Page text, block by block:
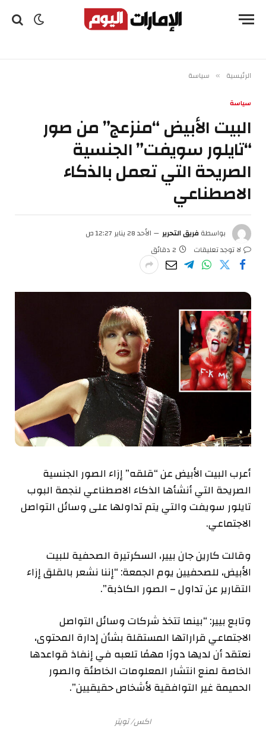
الرئيسية » سياسة
سياسة
البيت الأبيض “منزعج” من صور
“تايلور سويفت” الجنسية
الصريحة التي تعمل بالذكاء
الاصطناعي
بواسطةفريق التحرير
الأحد 28 يناير 12:27 ص
لا توجد تعليقات
2 دقائق
أعرب البيت الأبيض عن “قلقه” إزاء الصور الجنسية
الصريحة التي أنشأها الذكاء الاصطناعي لنجمة البوب ​​
تايلور سويفت والتي يتم تداولها على وسائل التواصل
الاجتماعي.
وقالت كارين جان بيير، السكرتيرة الصحفية للبيت
الأبيض، للصحفيين يوم الجمعة: “إننا نشعر بالقلق إزاء
التقارير عن تداول – الصور الكاذبة”.
وتابع بيير: “بينما تتخذ شركات وسائل التواصل
الاجتماعي قراراتها المستقلة بشأن إدارة المحتوى،
نعتقد أن لديها دورًا مهمًا تلعبه في إنفاذ قواعدها
الخاصة لمنع انتشار المعلومات الخاطئة والصور
الحميمة غير التوافقية لأشخاص حقيقيين”.
اكس/ تويتر